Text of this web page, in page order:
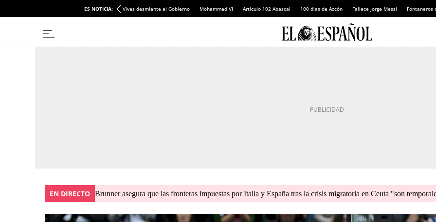
ES NOTICIA:
Clamor internacional Ceuta Vivas desmiente al Gobierno Mohammed VI Artículo 102 Abascal 100 días de Azcón Fallece Jorge Messi Fontaneros
EN DIRECTO Brunner asegura que las fronteras impuestas por Italia y España tras la crisis migratoria en Ceuta "son